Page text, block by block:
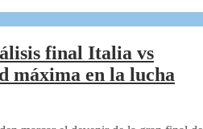
final Italia vs
máxima en la lucha